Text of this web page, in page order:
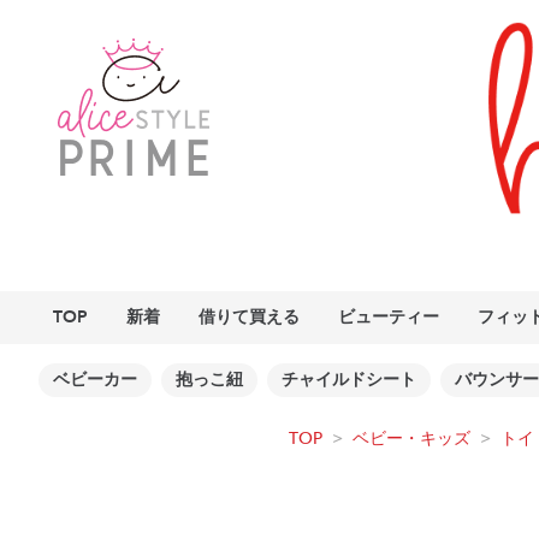
TOP 新着 借りて買える ビューティー フィッ
ベビーカー 抱っこ紐 チャイルドシート バウンサー
TOP > ベビー・キッズ > トイ